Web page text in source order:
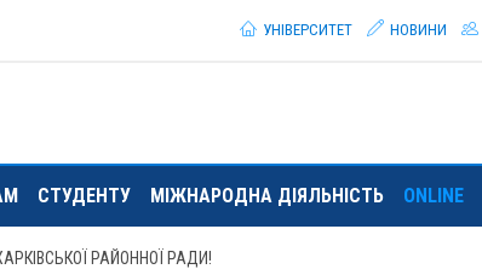
УНІВЕРСИТЕТ
НОВИНИ
СТУДЕНТУ МІЖНАРОДНА ДІЯЛЬНІСТЬ ONLINE
РАЙОННОЇ РАДИ!